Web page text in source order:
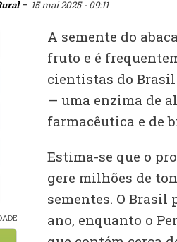
15 mai 2025 - 09:11
A semente do
fruto e é
cientistas do Brasil
— uma enzima de
farmacêutica e de
Estima-se que o
gere milhões de
sementes. O
ano, enquanto o